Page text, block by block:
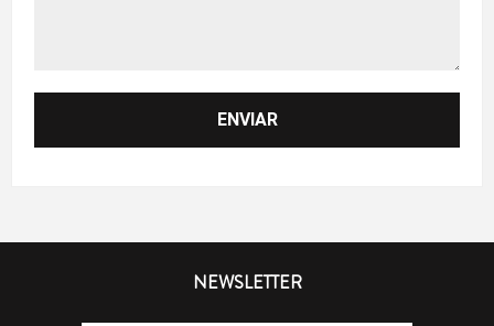
NEWSLETTER